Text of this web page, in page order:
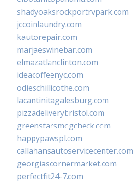
shadyoaksrockportrvpark.com
jccoinlaundry.com
kautorepair.com
marjaeswinebar.com
elmazatlanclinton.com
ideacoffeenyc.com
odieschillicothe.com
lacantinitagalesburg.com
pizzadeliverybristol.com
greenstarsmogcheck.com
happypawspl.com
callahansautoservicecenter.com
georgiascornermarket.com
perfectfit24-7.com